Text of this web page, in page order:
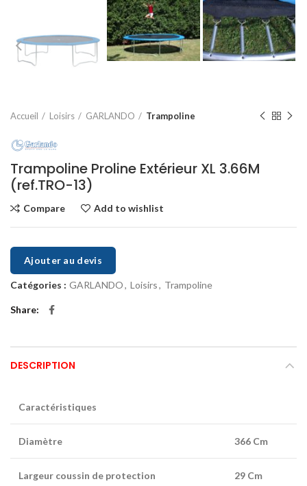
Accueil Loisirs GARLANDO Trampoline
Trampoline Proline Extérieur XL 3.66M
(ref.TRO-13)
Compare Add to wishlist
Ajouter au devis
Catégories : GARLANDO, Loisirs, Trampoline
Share
DESCRIPTION
Caractéristiques
Diamètre 366 Cm
Largeur coussin de protection 29 Cm